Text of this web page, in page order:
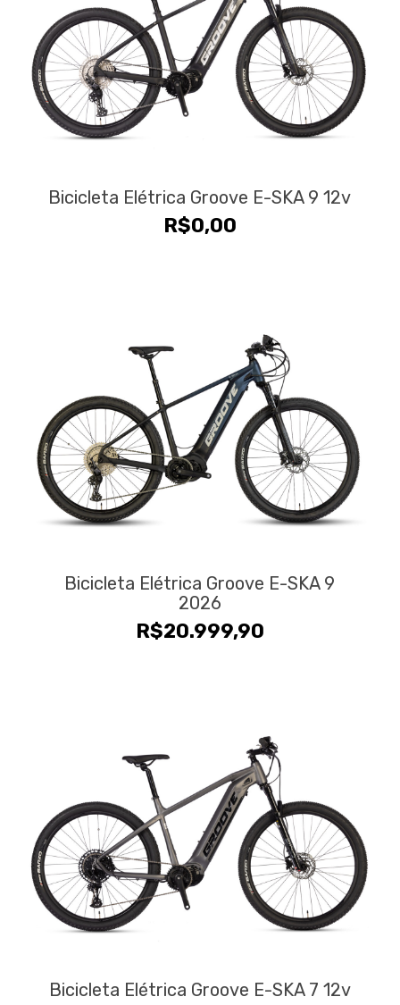
Bicicleta Elétrica Groove E-SKA 9 12v
R$0,00
Bicicleta Elétrica Groove E-SKA 9
2026
R$20.999,90
Bicicleta Elétrica Groove E-SKA 7 12v